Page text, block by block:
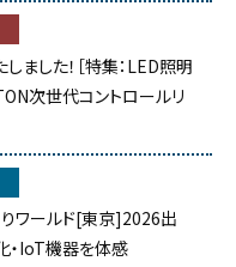
ました！［特集：LED照明
次世代コントロールリ
りワールド[東京]2026出
・IoT機器を体感